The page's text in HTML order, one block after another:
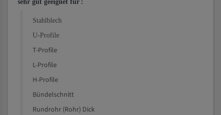
sehr gut geeignet für :
Stahlblech
U-Profile
T-Profile
L-Profile
H-Profile
Bündelschnitt
Rundrohr (Rohr) Dick